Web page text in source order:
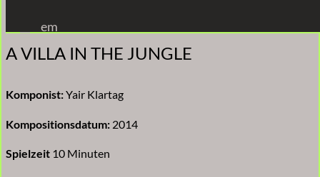
Inhalt
springen
em
A VILLA IN THE JUNGLE
Komponist:Yair Klartag
Kompositionsdatum: 2014
Spielzeit 10 Minuten